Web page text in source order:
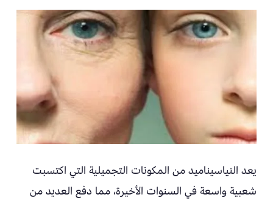
يعد النياسيناميد من المكونات التجميلية التي اكتسبت
شعبية واسعة في السنوات الأخيرة، مما دفع العديد من